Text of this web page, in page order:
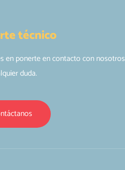
técnico
en ponerte en contacto con nosotros
duda.